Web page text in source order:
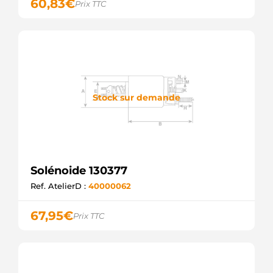
60,83€Prix TTC
Stock sur demande
Solénoide 130377
Ref. AtelierD : 40000062
67,95€Prix TTC